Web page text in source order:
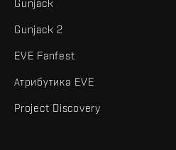
Gunjack
Gunjack 2
EVE Fanfest
Атрибутика EVE
Project Discovery